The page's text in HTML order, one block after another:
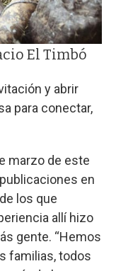
El Timbó
y abrir
para conectar,
marzo de este
en
los que
allí hizo
gente. “Hemos
familias, todos